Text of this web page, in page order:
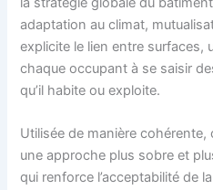
adaptation au climat,
explicite le lien entre surfaces,
chaque occupant à se saisir
qu’il habite ou exploite.
Utilisée de manière
une approche plus sobre et
qui renforce l’acceptabilité de